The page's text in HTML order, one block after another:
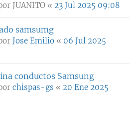
JUANITO « 23 Jul 2025 09:08
samsumg
Jose Emilio « 06 Jul 2025
conductos Samsung
chispas-gs « 20 Ene 2025